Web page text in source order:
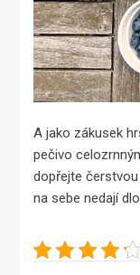
A jako zákusek
pečivo
dopřejte
na sebe nedají